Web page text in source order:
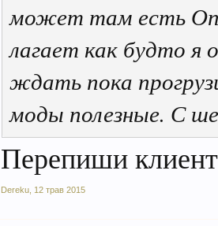
может там есть
лагает как будто я
ждать пока
моды полезные. С
Перепиши
Dereku 12 трав 2015